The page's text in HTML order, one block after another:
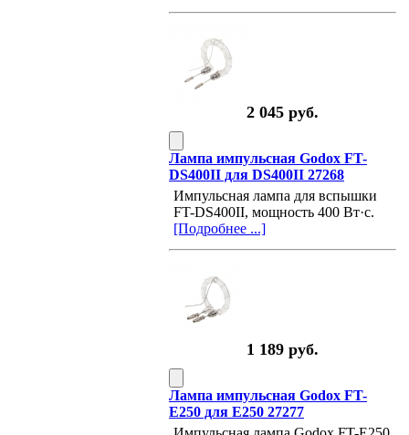
2 045 руб.
Лампа импульсная Godox FT-
DS400II для DS400II 27268
Импульсная лампа для вспышки
FT-DS400II, мощность 400 Вт·с.
[Подробнее ...]
1 189 руб.
Лампа импульсная Godox FT-
E250 для E250 27277